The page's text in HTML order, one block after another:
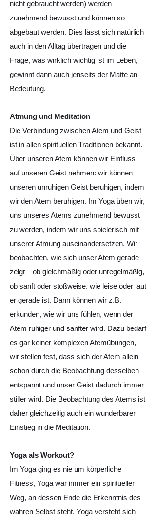
nicht gebraucht werden) werden
zunehmend bewusst und können so
abgebaut werden. Dies lässt sich natürlich
auch in den Alltag übertragen und die
Frage, was wirklich wichtig ist im Leben,
gewinnt dann auch jenseits der Matte an
Bedeutung.
Atmung und Meditation
Die Verbindung zwischen Atem und Geist
ist in allen spirituellen Traditionen bekannt.
Über unseren Atem können wir Einfluss
auf unseren Geist nehmen: wir können
unseren unruhigen Geist beruhigen, indem
wir den Atem beruhigen. Im Yoga üben wir,
uns unseres Atems zunehmend bewusst
zu werden, indem wir uns spielerisch mit
unserer Atmung auseinandersetzen. Wir
beobachten, wie sich unser Atem gerade
zeigt – ob gleichmäßig oder unregelmäßig,
ob sanft oder stoßweise, wie leise oder laut
er gerade ist. Dann können wir z.B.
erkunden, wie wir uns fühlen, wenn der
Atem ruhiger und sanfter wird. Dazu bedarf
es gar keiner komplexen Atemübungen,
wir stellen fest, dass sich der Atem allein
schon durch die Beobachtung desselben
entspannt und unser Geist dadurch immer
stiller wird. Die Beobachtung des Atems ist
daher gleichzeitig auch ein wunderbarer
Einstieg in die Meditation.
Yoga als Workout?
Im Yoga ging es nie um körperliche
Fitness, Yoga war immer ein spiritueller
Weg, an dessen Ende die Erkenntnis des
wahren Selbst steht. Yoga versteht sich